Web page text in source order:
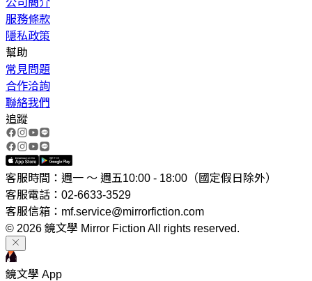
服務條款
隱私政策
幫助
常見問題
合作洽詢
聯絡我們
追蹤
客服時間：週一 ～ 週五10:00 - 18:00（國定假日除外）
客服電話：02-6633-3529
客服信箱：mf.service@mirrorfiction.com
© 2026 鏡文學 Mirror Fiction All rights reserved.
鏡文學 App